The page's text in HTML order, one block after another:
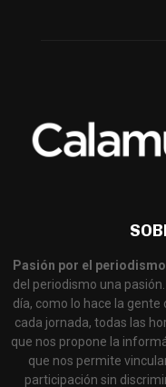
Pasión por el
del periodismo una
día, como lo hace la
cada jornada, todas las
que nos propone la
que nos permite
participación sin